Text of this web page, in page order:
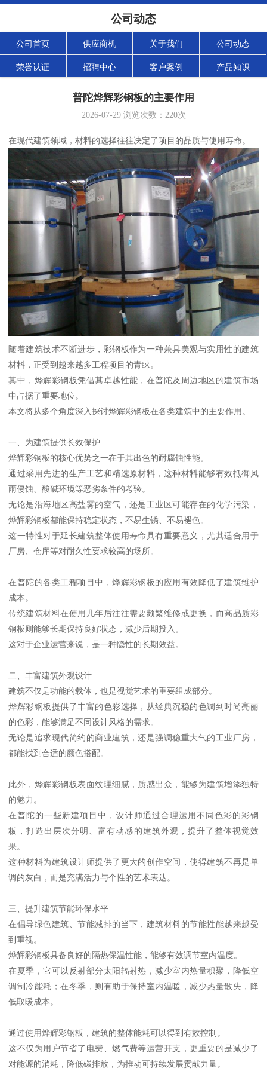
公司动态
公司首页 供应商机 关于我们 公司动态
荣誉认证 招聘中心 客户案例 产品知识
普陀烨辉彩钢板的主要作用
2026-07-29浏览次数： 220次
在现代建筑领域，材料的选择往往决定了项目的品质与使用寿命。
随着建筑技术不断进步，彩钢板作为一种兼具美观与实用性的建筑
材料，正受到越来越多工程项目的青睐。
其中，烨辉彩钢板凭借其卓越性能，在普陀及周边地区的建筑市场
中占据了重要地位。
本文将从多个角度深入探讨烨辉彩钢板在各类建筑中的主要作用。
一、为建筑提供长效保护
烨辉彩钢板的核心优势之一在于其出色的耐腐蚀性能。
通过采用先进的生产工艺和精选原材料，这种材料能够有效抵御风
雨侵蚀、酸碱环境等恶劣条件的考验。
无论是沿海地区高盐雾的空气，还是工业区可能存在的化学污染，
烨辉彩钢板都能保持稳定状态，不易生锈、不易褪色。
这一特性对于延长建筑整体使用寿命具有重要意义，尤其适合用于
厂房、仓库等对耐久性要求较高的场所。
在普陀的各类工程项目中，烨辉彩钢板的应用有效降低了建筑维护
成本。
传统建筑材料在使用几年后往往需要频繁维修或更换，而高品质彩
钢板则能够长期保持良好状态，减少后期投入。
这对于企业运营来说，是一种隐性的长期效益。
二、丰富建筑外观设计
建筑不仅是功能的载体，也是视觉艺术的重要组成部分。
烨辉彩钢板提供了丰富的色彩选择，从经典沉稳的色调到时尚亮丽
的色彩，能够满足不同设计风格的需求。
无论是追求现代简约的商业建筑，还是强调稳重大气的工业厂房，
都能找到合适的颜色搭配。
此外，烨辉彩钢板表面纹理细腻，质感出众，能够为建筑增添独特
的魅力。
在普陀的一些新建项目中，设计师通过合理运用不同色彩的彩钢
板，打造出层次分明、富有动感的建筑外观，提升了整体视觉效
果。
这种材料为建筑设计师提供了更大的创作空间，使得建筑不再是单
调的灰白，而是充满活力与个性的艺术表达。
三、提升建筑节能环保水平
在倡导绿色建筑、节能减排的当下，建筑材料的节能性能越来越受
到重视。
烨辉彩钢板具备良好的隔热保温性能，能够有效调节室内温度。
在夏季，它可以反射部分太阳辐射热，减少室内热量积聚，降低空
调制冷能耗；在冬季，则有助于保持室内温暖，减少热量散失，降
低取暖成本。
通过使用烨辉彩钢板，建筑的整体能耗可以得到有效控制。
这不仅为用户节省了电费、燃气费等运营开支，更重要的是减少了
对能源的消耗，降低碳排放，为推动可持续发展贡献力量。